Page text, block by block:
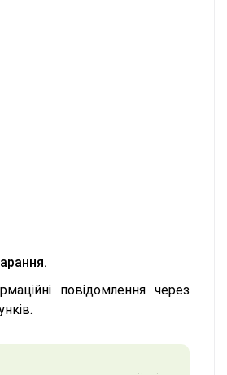
повідомлення через